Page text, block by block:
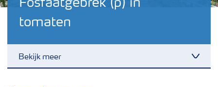
Fosfaatgebrek (p) in
tomaten
Bekijk meer